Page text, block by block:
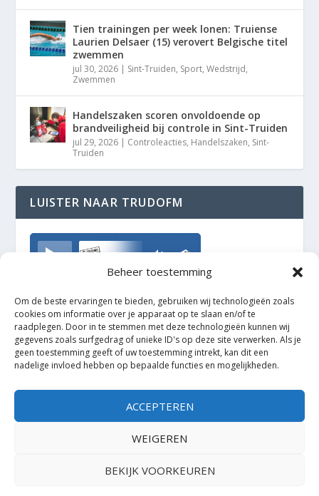
Beheer toestemming
Om de beste ervaringen te bieden, gebruiken wij technologieën zoals
cookies om informatie over je apparaat op te slaan en/of te
raadplegen. Door in te stemmen met deze technologieën kunnen wij
gegevens zoals surfgedrag of unieke ID's op deze site verwerken. Als je
geen toestemming geeft of uw toestemming intrekt, kan dit een
nadelige invloed hebben op bepaalde functies en mogelijkheden.
ACCEPTEREN
WEIGEREN
BEKIJK VOORKEUREN
Tien trainingen per week lonen: Truiense
Laurien Delsaer (15) verovert Belgische titel
zwemmen
jul 30, 2026 | Sint-Truiden, Sport,Wedstrijd,
Zwemmen
Handelszaken scoren onvoldoende op
brandveiligheid bij controle in Sint-Truiden
jul 29, 2026 | Controleacties, Handelszaken, Sint-
Truiden
LUISTER NAAR TRUDOFM
TrudoFM
Elegant Themes| Mogelijk gemaakt door